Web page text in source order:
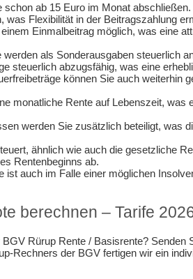
ab 15 Euro im Monat abschließen.
was Flexibilität in der Beitragszahlung
Einmalbeitrag möglich, was eine
als Sonderausgaben steuerlich
steuerlich abzugsfähig, was eine
können Sie auch weiterhin
monatliche Rente auf Lebenszeit,
werden Sie zusätzlich beteiligt, was
ähnlich wie auch die gesetzliche
Rentenbeginns ab.
ist auch im Falle einer möglichen
berechnen – Tarife
Rürup Rente / Basisrente? Senden
Rechners der BGV fertigen wir ein